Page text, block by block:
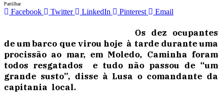
Partilhar
Facebook Twitter LinkedIn Pinterest Email
Os dez ocupantes
de um barco que virou hoje à tarde durante uma
procissão ao mar, em Moledo, Caminha foram
todos resgatados e tudo não passou de “um
grande susto”, disse à Lusa o comandante da
capitania local.